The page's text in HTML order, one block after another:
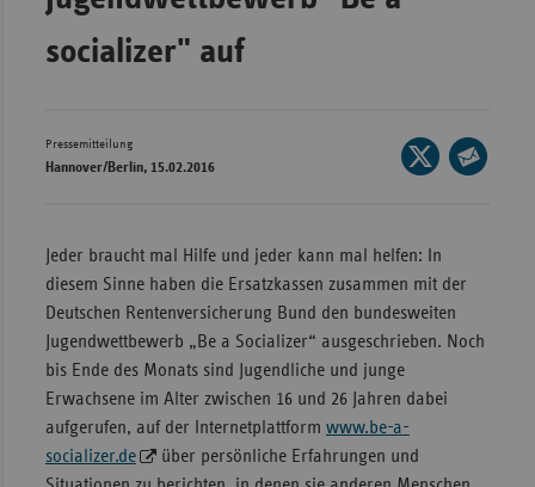
socializer" auf
Pressemitteilung
Hannover/Berlin, 15.02.2016
Seite
auf
Jeder braucht mal Hilfe und jeder kann mal helfen: In
diesem Sinne haben die Ersatzkassen zusammen mit der
Deutschen Rentenversicherung Bund den bundesweiten
Jugendwettbewerb „Be a Socializer“ ausgeschrieben. Noch
bis Ende des Monats sind Jugendliche und junge
Erwachsene im Alter zwischen 16 und 26 Jahren dabei
aufgerufen, auf der Internetplattform www.be-a-
socializer.de
über persönliche Erfahrungen und